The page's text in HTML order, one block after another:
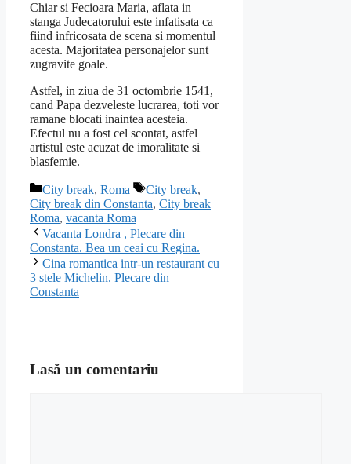
Chiar si Fecioara Maria, aflata in
stanga Judecatorului este infatisata ca
fiind infricosata de scena si momentul
acesta. Majoritatea personajelor sunt
zugravite goale.
Astfel, in ziua de 31 octombrie 1541,
cand Papa dezveleste lucrarea, toti vor
ramane blocati inaintea acesteia.
Efectul nu a fost cel scontat, astfel
artistul este acuzat de imoralitate si
blasfemie.
Categorii
City break, Roma Etichete
City break,
City break din Constanta, City break
Roma, vacanta Roma
Vacanta Londra , Plecare din
Constanta. Bea un ceai cu Regina.
Cina romantica intr-un restaurant cu
3 stele Michelin. Plecare din
Constanta
Lasă un comentariu